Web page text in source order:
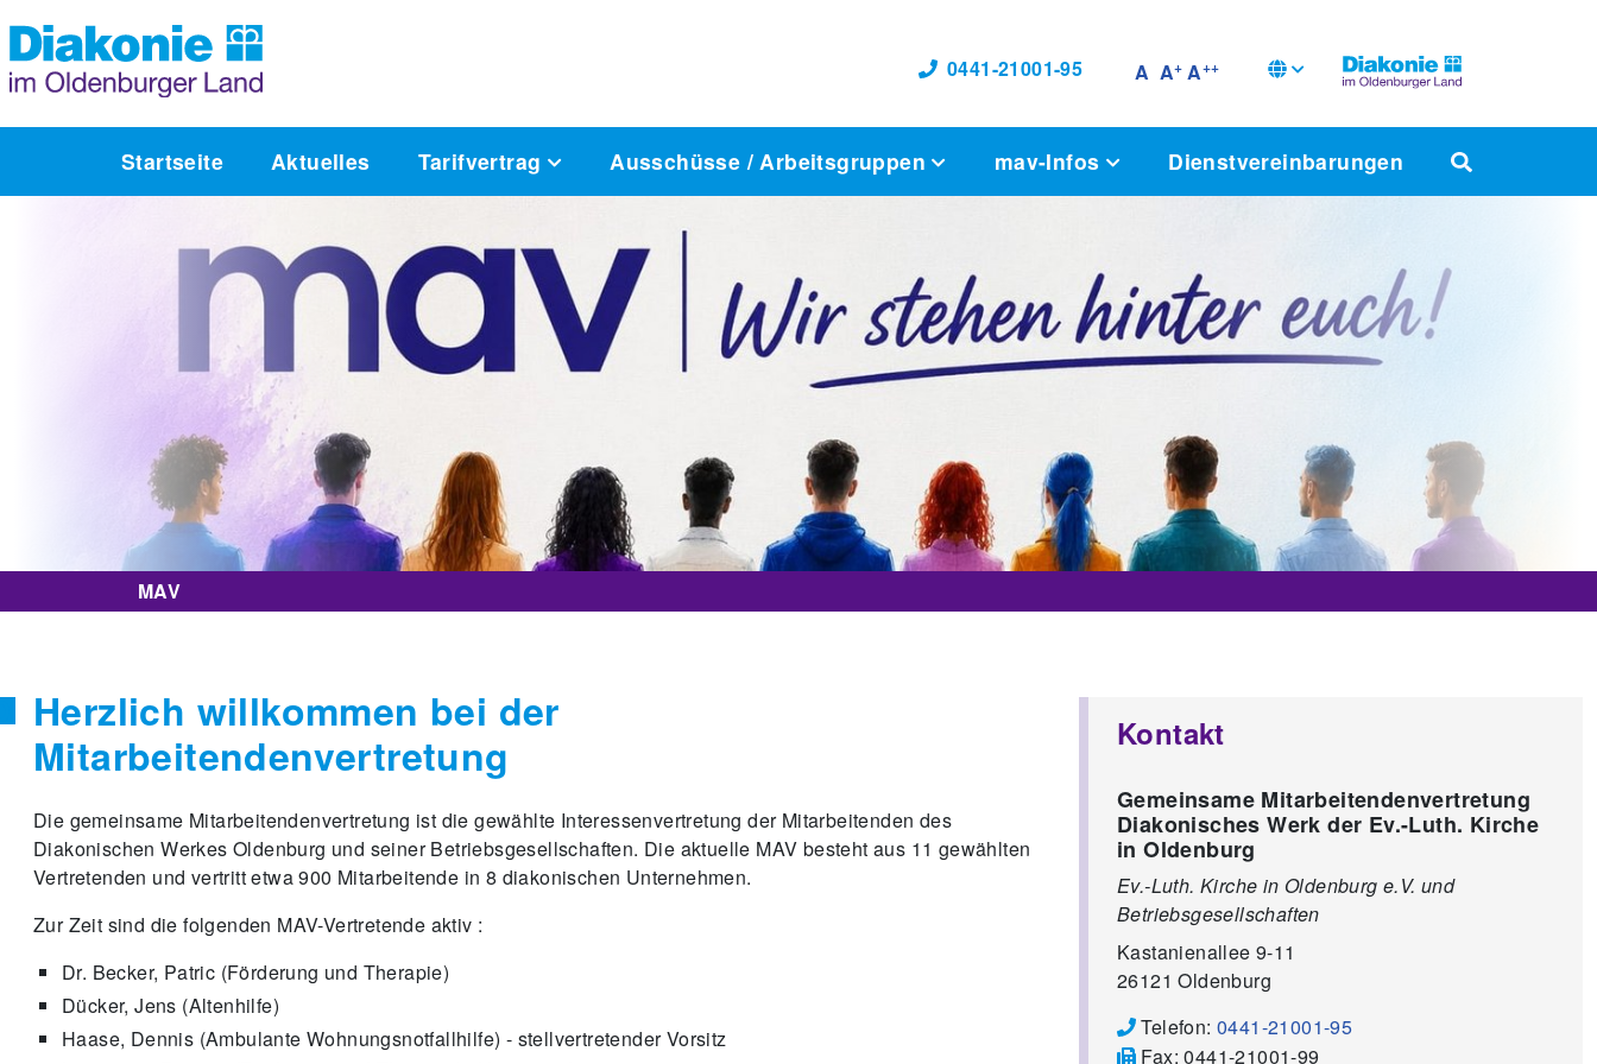
0441-21001-95 A A+ A++
Startseite Aktuelles Tarifvertrag Ausschüsse / Arbeitsgruppen mav-Infos Dienstvereinbarungen
MAV
Kontakt
Gemeinsame Mitarbeitendenvertretung
Diakonisches Werk der Ev.-Luth. Kirche
in Oldenburg
Ev.-Luth. Kirche in Oldenburg e.V. und
Betriebsgesellschaften
Kastanienallee 9-11
26121 Oldenburg
Telefon:0441-21001-95
Fax:0441-21001-99
Herzlich willkommen bei der
Mitarbeitendenvertretung
Die gemeinsame Mitarbeitendenvertretung ist die gewählte Interessenvertretung der Mitarbeitenden des
Diakonischen Werkes Oldenburg und seiner Betriebsgesellschaften. Die aktuelle MAV besteht aus 11 gewählten
Vertretenden und vertritt etwa 900 Mitarbeitende in 8 diakonischen Unternehmen.
Zur Zeit sind die folgenden MAV-Vertretende aktiv :
Dr. Becker, Patric (Förderung und Therapie)
Dücker, Jens (Altenhilfe)
Haase, Dennis (Ambulante Wohnungsnotfallhilfe) - stellvertretender Vorsitz